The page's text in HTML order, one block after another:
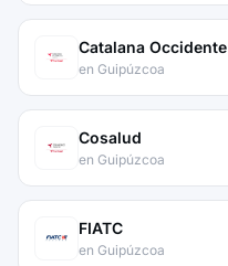
Catalana Occidente
en Guipúzcoa
Cosalud
en Guipúzcoa
FIATC
en Guipúzcoa